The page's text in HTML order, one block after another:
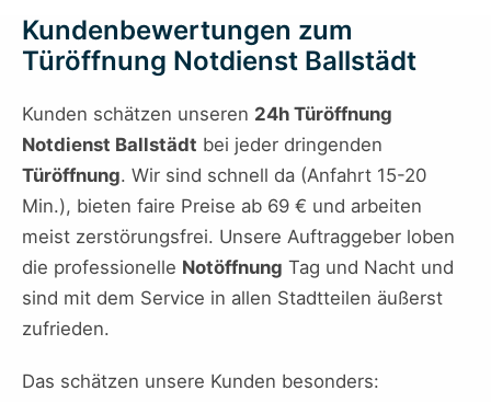
Kundenbewertungen zum
Türöffnung Notdienst Ballstädt
Kunden schätzen unseren 24h Türöffnung
Notdienst Ballstädt bei jeder dringenden
Türöffnung. Wir sind schnell da (Anfahrt 15-20
Min.), bieten faire Preise ab 69 € und arbeiten
meist zerstörungsfrei. Unsere Auftraggeber loben
die professionelle Notöffnung Tag und Nacht und
sind mit dem Service in allen Stadtteilen äußerst
zufrieden.
Das schätzen unsere Kunden besonders: